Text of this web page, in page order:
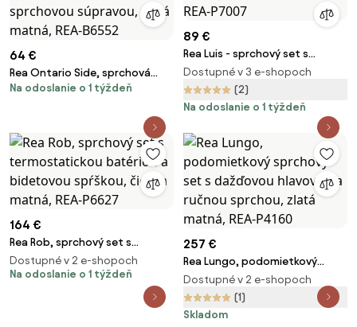
64 €
Rea Ontario Side, sprchová
batéria s ručnou sprchovou
Na odoslanie o 1 týždeň
89 €
Rea Luis - sprchový set s
vaňovým výtokom, chróm, REA-
P7007
Dostupné v 3 e-shopoch
(2)
Na odoslanie o 1 týždeň
164 €
Rea Rob, sprchový set s
termostatickou batériou a
bidetovou spŕškou, čierna
Dostupné v 2 e-shopoch
Na odoslanie o 1 týždeň
257 €
Rea Lungo, podomietkový
sprchový set s dažďovou
hlavovou a ručnou sprchou,
zlatá matná, REA-P4160
Dostupné v 2 e-shopoch
(1)
Skladom